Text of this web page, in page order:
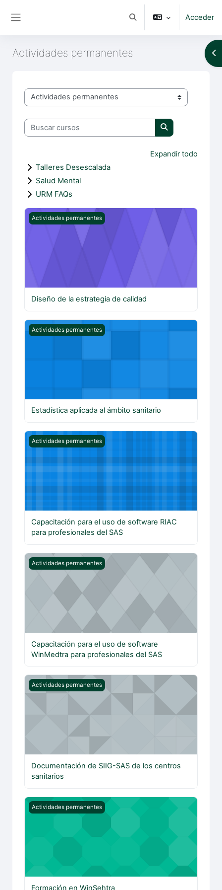
Selector de búsqueda de
Acceder
Actividades permanentes
Categorías
Buscar cursos
Buscar cursos
Expandir todo
Talleres Desescalada
Salud Mental
URM FAQs
Diseño de la estrategia de calidad
Actividades permanentes
Diseño de la estrategia de calidad
Estadística aplicada al ámbito sanitario
Actividades permanentes
Estadística aplicada al ámbito sanitario
Capacitación para el uso de software RIAC para
Actividades permanentes
Capacitación para el uso de software RIAC
para profesionales del SAS
Capacitación para el uso de software WinMedtra para
Actividades permanentes
Capacitación para el uso de software
WinMedtra para profesionales del SAS
Documentación de SIIG-SAS de los centros sanitarios
Actividades permanentes
Documentación de SIIG-SAS de los centros
sanitarios
Formación en WinSehtra
Actividades permanentes
Formación en WinSehtra